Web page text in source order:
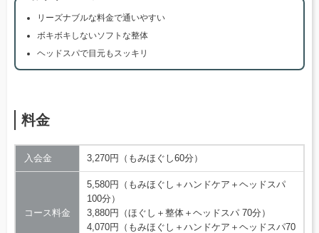
リーズナブルな料金で通いやすい
ボキボキしないソフトな整体
ヘッドスパで目元もスッキリ
料金
入会金 3,270円（もみほぐし60分）
コース料金
5,580円（もみほぐし＋ハンドケア＋ヘッドスパ
100分）
3,880円（ほぐし＋整体＋ヘッドスパ 70分）
4,070円（もみほぐし＋ハンドケア＋ヘッドスパ70